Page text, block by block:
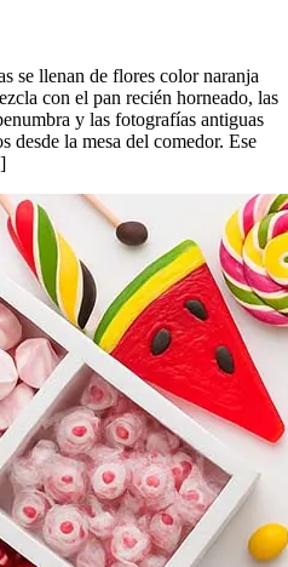
se llenan de flores color naranja
con el pan recién horneado, las
y las fotografías antiguas
desde la mesa del comedor. Ese